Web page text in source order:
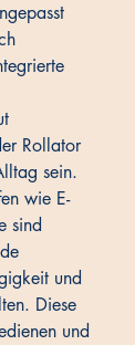
Rollator
sein.
wie E-
sind
und
Diese
und